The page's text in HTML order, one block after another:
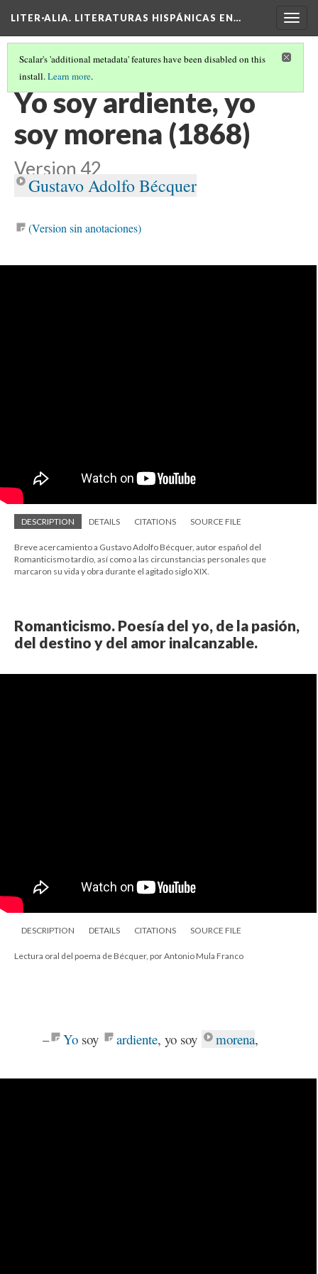
LITER·ALIA. LITERATURAS HISPÁNICAS EN…
Scalar's 'additional metadata' features have been disabled on this
install.Learn more.
CRONOLOGÍA DE TEXTOS LITERARIOS HISPÁNICOS
Yo soy ardiente, yo
soy morena (1868)
Version 42
Gustavo Adolfo Bécquer
(Version sin anotaciones)
DESCRIPTION DETAILS CITATIONS SOURCE FILE
Breve acercamiento a Gustavo Adolfo Bécquer, autor español del
Romanticismo tardío, así como a las circunstancias personales que
marcaron su vida y obra durante el agitado siglo XIX.
Romanticismo. Poesía del yo, de la pasión,
del destino y del amor inalcanzable.
DESCRIPTION DETAILS CITATIONS SOURCE FILE
Lectura oral del poema de Bécquer, por Antonio Mula Franco
– Yo soy ardiente, yo soy morena,